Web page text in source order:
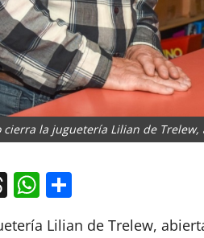
cierra la juguetería Lilian de Trelew,
Threads
WhatsApp